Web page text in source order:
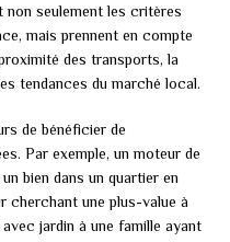
non seulement les critères
mais prennent en compte
des transports, la
tendances du marché local.
de bénéficier de
Par exemple, un moteur de
bien dans un quartier en
cherchant une plus-value à
jardin à une famille ayant